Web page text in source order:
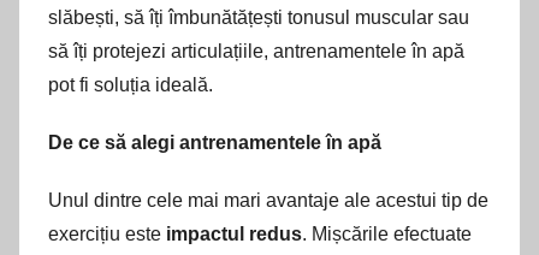
slăbești, să îți îmbunătățești tonusul muscular sau
să îți protejezi articulațiile, antrenamentele în apă
pot fi soluția ideală.
De ce să alegi antrenamentele în apă
Unul dintre cele mai mari avantaje ale acestui tip de
exercițiu este impactul redus. Mișcările efectuate